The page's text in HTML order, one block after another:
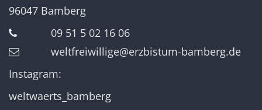
96047 Bamberg
09 51 5 02 16 06
weltfreiwillige@erzbistum-bamberg.de
Instagram:
weltwaerts_bamberg